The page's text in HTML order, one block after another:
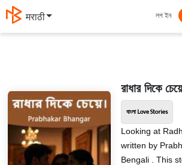
मराठी লগ ইন
রাধার দিকে
বাংলা Love Stories
Looking at
written by
Bengali . This